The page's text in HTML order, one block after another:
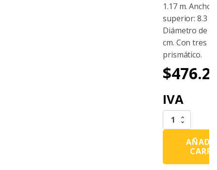
1.17 m. Ancho
superior: 8.3
Diámetro de la
cm. Con tres
prismático.
$
IVA
Barricada
115
Reflejantes
Prismático